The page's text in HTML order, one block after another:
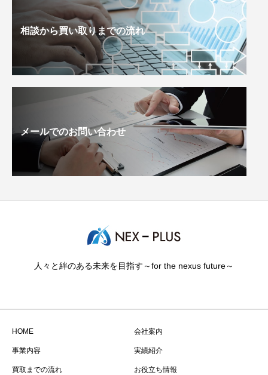
相談から買い取りまでの流れ
メールでのお問い合わせ
人々と絆のある未来を目指す～for the nexus future～
HOME 会社案内
事業内容 実績紹介
買取までの流れ お役立ち情報